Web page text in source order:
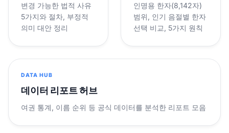
변경 가능한 법적 사유
5가지와 절차, 부정적
의미 대안 정리
인명용 한자(8,142자)
범위, 인기 음절별 한자
선택 비교, 5가지 원칙
DATA HUB
데이터 리포트 허브
여권 통계, 이름 순위 등 공식 데이터를 분석한 리포트 모음